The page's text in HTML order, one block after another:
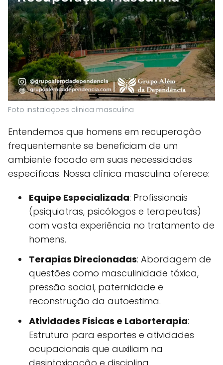
Foto instalaçoes clinica masculina
Entendemos que homens em recuperação
frequentemente se beneficiam de um
ambiente focado em suas necessidades
específicas. Nossa clínica masculina oferece:
Equipe Especializada: Profissionais
(psiquiatras, psicólogos e terapeutas)
com vasta experiência no tratamento de
homens.
Terapias Direcionadas: Abordagem de
questões como masculinidade tóxica,
pressão social, paternidade e
reconstrução da autoestima.
Atividades Físicas e Laborterapia:
Estrutura para esportes e atividades
ocupacionais que auxiliam na